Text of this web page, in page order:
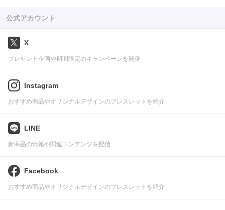
公式アカウント
X
プレゼント企画や期間限定のキャンペーンを開催
Instagram
おすすめ商品やオリジナルデザインのブレスレットを紹介
LINE
新商品の情報や関連コンテンツを配信
Facebook
おすすめ商品やオリジナルデザインのブレスレットを紹介